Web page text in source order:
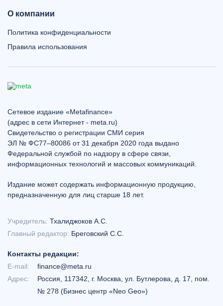
О компании
Политика конфиденциальности
Правила использования
Сетевое издание «Metafinance»
(адрес в сети Интернет - meta.ru)
Свидетельство о регистрации СМИ серия
ЭЛ № ФС77–80086 от 31 декабря 2020 года выдано
Федеральной службой по надзору в сфере связи,
информационных технологий и массовых коммуникаций.
Издание может содержать информационную продукцию,
предназначенную для лиц старше 18 лет.
Учредитель: Тхалиджоков А.С.
Главный редактор: Бреговский С.С.
Контакты редакции:
E-mail:
finance@meta.ru
Адрес:
Россия, 117342, г. Москва, ул. Бутлерова, д. 17, пом.
№ 278 (Бизнес центр «Neo Geo»)